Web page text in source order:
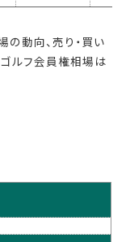
動向、売り・買い
ルフ会員権相場は